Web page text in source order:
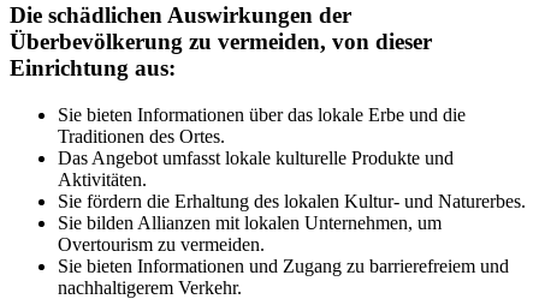
Die schädlichen Auswirkungen der
Überbevölkerung zu vermeiden, von dieser
Einrichtung aus:
Sie bieten Informationen über das lokale Erbe und die
Traditionen des Ortes.
Das Angebot umfasst lokale kulturelle Produkte und
Aktivitäten.
Sie fördern die Erhaltung des lokalen Kultur- und Naturerbes.
Sie bilden Allianzen mit lokalen Unternehmen, um
Overtourism zu vermeiden.
Sie bieten Informationen und Zugang zu barrierefreiem und
nachhaltigerem Verkehr.